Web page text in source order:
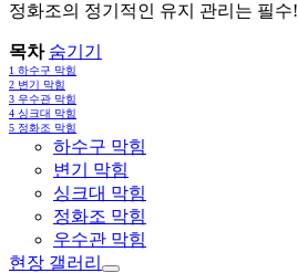
정화조의 정기적인 유지 관리는 필수!
목차 숨기기
1 하수구 막힘
2 변기 막힘
3 우수관 막힘
4 싱크대 막힘
5 정화조 막힘
하수구 막힘
변기 막힘
싱크대 막힘
정화조 막힘
우수관 막힘
현장 갤러리